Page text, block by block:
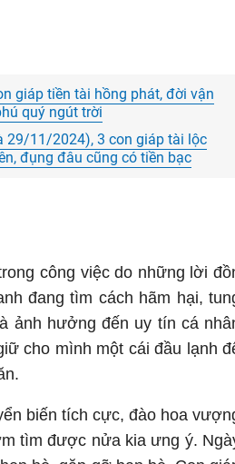
giáp tiền tài hồng phát, đời vận
quý ngút trời
29/11/2024), 3 con giáp tài lộc
đụng đâu cũng có tiền bạc
công việc do những lời
đang tìm cách hãm hại,
ảnh hưởng đến uy tín cá
cho mình một cái đầu lạnh
biến tích cực, đào hoa
tìm được nửa kia ưng ý.